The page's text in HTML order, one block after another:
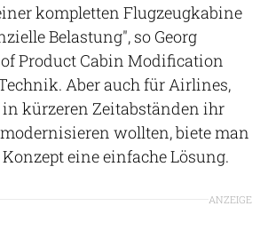
kompletten Flugzeugkabine
Belastung", so Georg
Product Cabin Modification
Aber auch für Airlines,
kürzeren Zeitabständen ihr
wollten, biete man
eine einfache Lösung.
ANZEIGE